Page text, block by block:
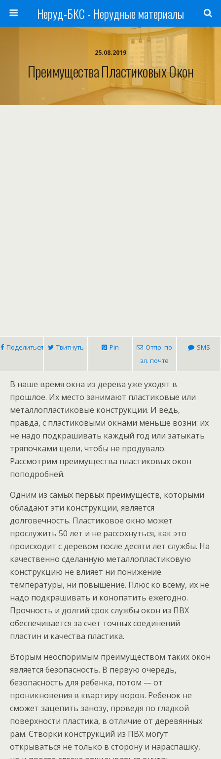
Неруд-БКС - Нерудные материалы
25.08.2019
Преимущества Пластиковых Окон
Поделиться Твитнуть Pin
Отпр. по
эл. почте
SMS
В наше время окна из дерева уже уходят в
прошлое. Их место занимают пластиковые или
металлопластиковые конструкции. И ведь,
правда, с пластиковыми окнами меньше возни: их
не надо подкрашивать каждый год или затыкать
тряпочками щели, чтобы не продувало.
Рассмотрим преимущества пластиковых окон
поподробней.
Одним из самых первых преимуществ, которыми
обладают эти конструкции, является
долговечность. Пластиковое окно может
прослужить 50 лет и не рассохнуться, как это
происходит с деревом после десяти лет службы. На
качественно сделанную металлопластиковую
конструкцию не влияет ни понижение
температуры, ни повышение. Плюс ко всему, их не
надо подкрашивать и конопатить ежегодно.
Прочность и долгий срок службы окон из ПВХ
обеспечивается за счет точных соединений
пластин и качества пластика.
Вторым неоспоримым преимуществом таких окон
является безопасность. В первую очередь,
безопасность для ребенка, потом — от
проникновения в квартиру воров. Ребенок не
сможет зацепить занозу, проведя по гладкой
поверхности пластика, в отличие от деревянных
рам. Створки конструкций из ПВХ могут
открываться не только в сторону и нараспашку,